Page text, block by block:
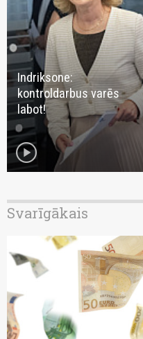
Indriksone:
kontroldarbus varēs
labot!
play_circle
Svarīgākais